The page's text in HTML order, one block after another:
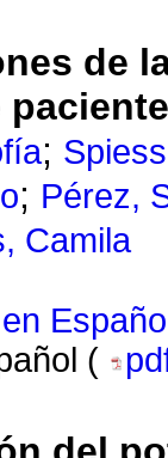
de
;
; Pérez,
Camila
(